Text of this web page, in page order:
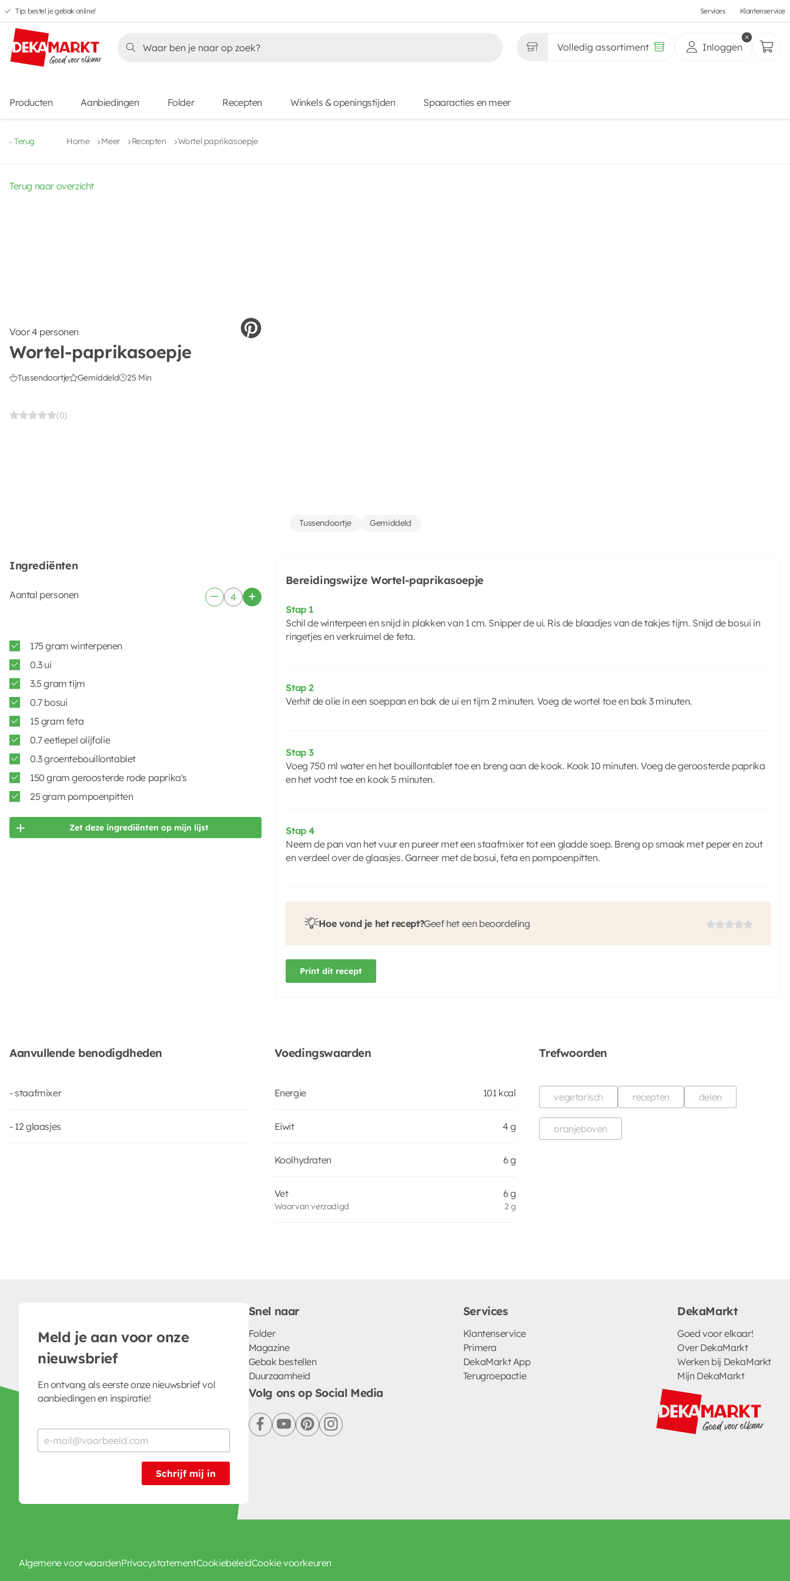
Overslaan
naar
hoofdnavigatie
Overslaan
naar
hoofdinhoud
Overslaan
naar
voettekstinhoud
Overslaan
naar
aanbiedingen
Tip: bestel je gebak online! Services Klantenservice
Volledig assortiment Inloggen
Producten Aanbiedingen Folder Recepten Winkels & openingstijden Spaaracties en meer
Terug Home Meer Recepten Wortel paprikasoepje
Terug naar overzicht
Voor 4 personen
Wortel-paprikasoepje
Tussendoortje Gemiddeld 25 Min
(0)
Tussendoortje Gemiddeld
Ingrediënten
Aantal personen
175 gram winterpenen
0.3 ui
3.5 gram tijm
0.7 bosui
15 gram feta
0.7 eetlepel olijfolie
0.3 groentebouillontablet
150 gram geroosterde rode paprika's
25 gram pompoenpitten
Zet deze ingrediënten op mijn lijst
Bereidingswijze Wortel-paprikasoepje
Stap 1
Schil de winterpeen en snijd in plakken van 1 cm. Snipper de ui. Ris de blaadjes van de takjes tijm. Snijd de bosui in
ringetjes en verkruimel de feta.
Stap 2
Verhit de olie in een soeppan en bak de ui en tijm 2 minuten. Voeg de wortel toe en bak 3 minuten.
Stap 3
Voeg 750 ml water en het bouillontablet toe en breng aan de kook. Kook 10 minuten. Voeg de geroosterde paprika
en het vocht toe en kook 5 minuten.
Stap 4
Neem de pan van het vuur en pureer met een staafmixer tot een gladde soep. Breng op smaak met peper en zout
en verdeel over de glaasjes. Garneer met de bosui, feta en pompoenpitten.
Hoe vond je het recept?Geef het een beoordeling
Print dit recept
Aanvullende benodigdheden
- staafmixer
- 12 glaasjes
Voedingswaarden
Energie 101 kcal
Eiwit 4 g
Koolhydraten 6 g
Vet 6 g
Waarvan verzadigd 2 g
Trefwoorden
vegetarisch recepten delen
oranjeboven
Meld je aan voor onze
nieuwsbrief
En ontvang als eerste onze nieuwsbrief vol
aanbiedingen en inspiratie!
Schrijf mij in
Snel naar
Folder
Magazine
Gebak bestellen
Duurzaamheid
Services
Klantenservice
Primera
DekaMarkt App
Terugroepactie
DekaMarkt
Goed voor elkaar!
Over DekaMarkt
Werken bij DekaMarkt
Mijn DekaMarkt
Volg ons op Social Media
facebookyoutubepinterestinstagram
Algemene voorwaardenPrivacystatementCookiebeleidCookie voorkeuren